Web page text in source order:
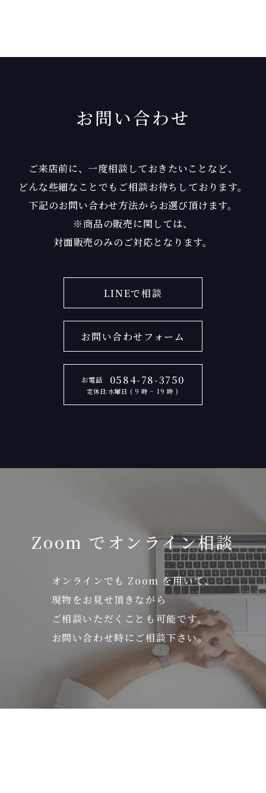
お問い合わせ
ご来店前に、一度相談しておきたいことなど、
どんな些細なことでもご相談お待ちしております。
下記のお問い合わせ方法からお選び頂けます。
※商品の販売に関しては、
対面販売のみのご対応となります。
LINEで相談
お問い合わせフォーム
お電話 0584-78-3750
定休日:水曜日 ( 9 時 ~ 19 時 )
Zoom でオンライン相談
オンラインでも Zoom を用いて、
現物をお見せ頂きながら
ご相談いただくことも可能です。
お問い合わせ時にご相談下さい。